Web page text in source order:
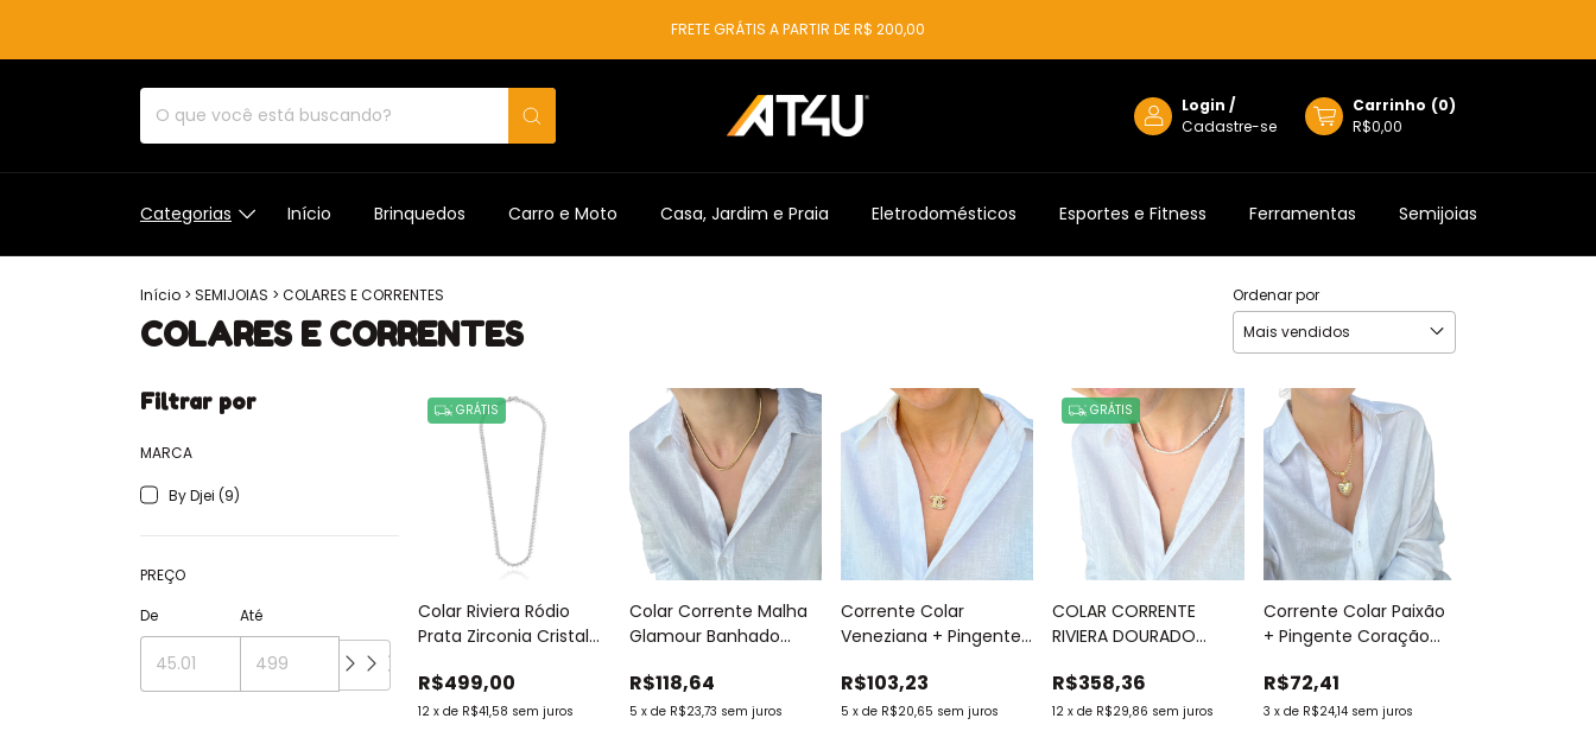
FRETE GRÁTIS A PARTIR DE R$ 200,00
Login /
Cadastre-se
Carrinho (0)
R$0,00
Categorias Início Brinquedos Carro e Moto Casa, Jardim e Praia Eletrodomésticos Esportes e Fitness Ferramentas Semijoias
Início > SEMIJOIAS > COLARES E CORRENTES
COLARES E CORRENTES
Ordenar por
Filtrar por
MARCA
By Djei (9)
PREÇO
De
Até
GRÁTIS
Colar Riviera Ródio
Prata Zirconia Cristal
R$499,00
12 xde R$41,58 sem juros
Colar Corrente Malha
Glamour Banhado
Prolongador de 5cm
Espessura 4mm
R$118,64
5 xde R$23,73 sem juros
Corrente Colar
Veneziana + Pingente
Dourado By Djei
Inspiração Alta
R$103,23
5 xde R$20,65 sem juros
GRÁTIS
COLAR CORRENTE
RIVIERA DOURADO
CRISTAL 3MM 3 PONTAS
40CM BANHADA OURO
R$358,36
12 xde R$29,86 sem juros
Corrente Colar Paixão
+ Pingente Coração
45cm Glamour By Djei
R$72,41
3 xde R$24,14 sem juros